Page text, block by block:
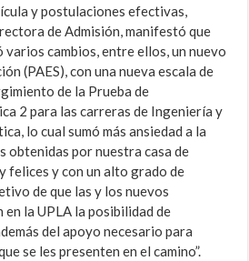
y postulaciones efectivas,
de Admisión, manifestó que
cambios, entre ellos, un nuevo
(PAES), con una nueva escala de
de la Prueba de
2 para las carreras de Ingeniería y
lo cual sumó más ansiedad a la
obtenidas por nuestra casa de
felices y con un alto grado de
de que las y los nuevos
la UPLA la posibilidad de
del apoyo necesario para
se les presenten en el camino”.